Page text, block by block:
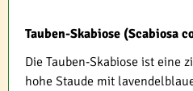
Tauben-Skabiose (Scabiosa
Die Tauben-Skabiose ist eine
hohe Staude mit